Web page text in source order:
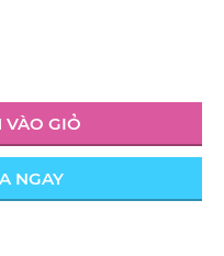
VÀO GIỎ
NGAY